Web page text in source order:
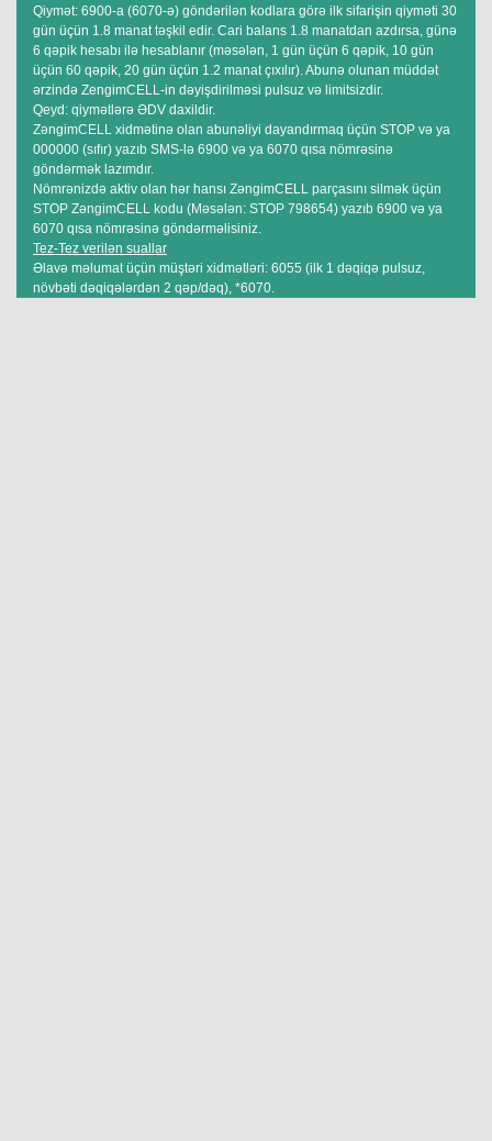
Qiymət: 6900-a (6070-ə) göndərilən kodlara görə ilk sifarişin qiyməti 30
gün üçün 1.8 manat təşkil edir. Cari balans 1.8 manatdan azdırsa, günə
6 qəpik hesabı ilə hesablanır (məsələn, 1 gün üçün 6 qəpik, 10 gün
üçün 60 qəpik, 20 gün üçün 1.2 manat çıxılır). Abunə olunan müddət
ərzində ZengimCELL-in dəyişdirilməsi pulsuz və limitsizdir.
Qeyd: qiymətlərə ƏDV daxildir.
ZəngimCELL xidmətinə olan abunəliyi dayandırmaq üçün STOP və ya
000000 (sıfır) yazıb SMS-lə 6900 və ya 6070 qısa nömrəsinə
göndərmək lazımdır.
Nömrənizdə aktiv olan hər hansı ZəngimCELL parçasını silmək üçün
STOP ZəngimCELL kodu (Məsələn: STOP 798654) yazıb 6900 və ya
6070 qısa nömrəsinə göndərməlisiniz.
Tez-Tez verilən suallar
Əlavə məlumat üçün müştəri xidmətləri: 6055 (ilk 1 dəqiqə pulsuz,
növbəti dəqiqələrdən 2 qəp/dəq), *6070.